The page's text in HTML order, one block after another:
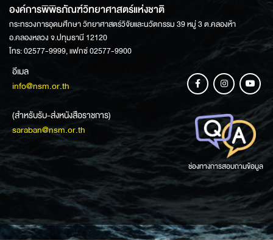
องค์การพิพิธภัณฑ์วิทยาศาสตร์แห่งชาติ
กระทรวงการอุดมศึกษา วิทยาศาสตร์วิจัยและนวัตกรรม 39 หมู่ 3 ต.คลองห้า
อ.คลองหลวง จ.ปทุมธานี 12120
โทร: 02577-9999, แฟกซ์ 02577-9900
อีเมล
info@nsm.or.th
(สำหรับรับ-ส่งหนังสือราชการ)
saraban@nsm.or.th
ช่องทางการสอบถามข้อมูล